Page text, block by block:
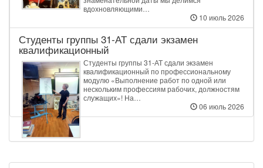
вдохновляющими…
10 июль 2026
Студенты группы 31‑АТ сдали экзамен
квалификационный
Студенты группы 31‑АТ сдали экзамен
квалификационный по профессиональному
модулю «Выполнение работ по одной или
нескольким профессиям рабочих, должностям
служащих»! На…
06 июль 2026